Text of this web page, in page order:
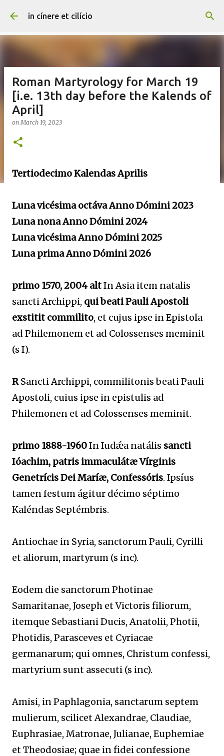
Skip to main content
in cínere et cilício
Roman Martyrology for March 19
[i.e. 13th day before the Kalends of
April]
onMarch 19, 2023
Tertiodecimo Kalendas Aprilis
Luna vicésima octáva Anno Dómini 2023
Luna nona Anno Dómini 2024
Luna vicésima Anno Dómini 2025
Luna prima Anno Dómini 2026
primo 1570, 2004 altIn Asia item natalis
sancti Archippi, qui beati Pauli Apostoli
exstitit commilito, et cujus ipse in Epistola
ad Philemonem et ad Colossenses meminit
(s I).
RSancti Archippi, commilitonis beati Pauli
Apostoli, cuius ipse in epistulis ad
Philemonen et ad Colossenses meminit.
primo 1888-1960In Iudǽa natális sancti
Ióachim, patris immaculátæ Vírginis
Genetrícis Dei Maríæ, Confessóris. Ipsíus
tamen festum ágitur décimo séptimo
Kaléndas Septémbris.
Antiochae in Syria, sanctorum Pauli, Cyrilli
et aliorum, martyrum (s inc).
Eodem die sanctorum Photinae
Samaritanae, Joseph et Victoris filiorum,
itemque Sebastiani Ducis, Anatolii, Photii,
Photidis, Parasceves et Cyriacae
germanarum; qui omnes, Christum confessi,
martyrium sunt assecuti (s inc).
Amisi, in Paphlagonia, sanctarum septem
mulierum, scilicet Alexandrae, Claudiae,
Euphrasiae, Matronae, Julianae, Euphemiae
et Theodosiae; quae in fidei confessione